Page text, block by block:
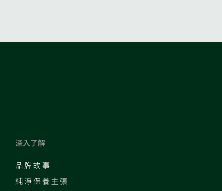
深入了解
品牌故事
純淨保養主張